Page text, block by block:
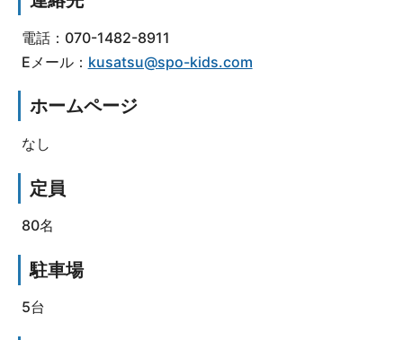
電話：070-1482-8911
Eメール： kusatsu@spo-kids.com
ホームページ
なし
定員
80名
駐車場
5台